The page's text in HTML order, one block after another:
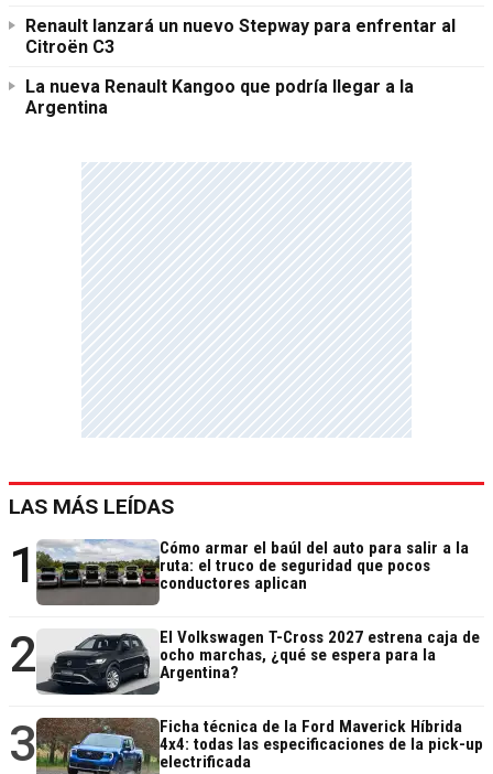
Renault lanzará un nuevo Stepway para enfrentar al
Citroën C3
La nueva Renault Kangoo que podría llegar a la
Argentina
LAS MÁS LEÍDAS
1
Cómo armar el baúl del auto para salir a la
ruta: el truco de seguridad que pocos
conductores aplican
2
El Volkswagen T-Cross 2027 estrena caja de
ocho marchas, ¿qué se espera para la
Argentina?
3
Ficha técnica de la Ford Maverick Híbrida
4x4: todas las especificaciones de la pick-up
electrificada